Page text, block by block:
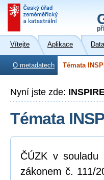
Vítejte Aplikace Data
O metadatech Témata
Nyní jste zde:
Témata
ČÚZK v
zákonem č. 111/